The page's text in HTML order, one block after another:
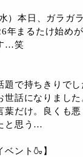
）本日、ガラガ
年まるたけ始め
…笑
題で持ちきりで
世話になりまし
葉だけ。良くも
と思う…
ベント🍶】